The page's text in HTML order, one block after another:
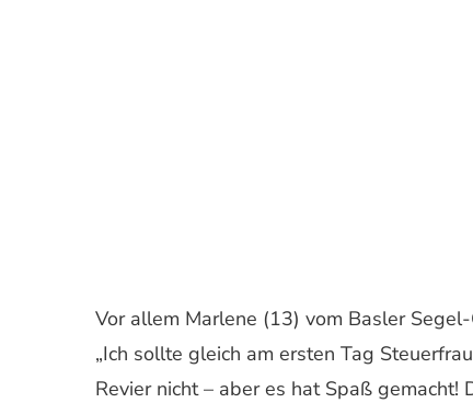
Vor allem Marlene (13) vom Basler
„Ich sollte gleich am ersten Tag
Revier nicht – aber es hat Spaß